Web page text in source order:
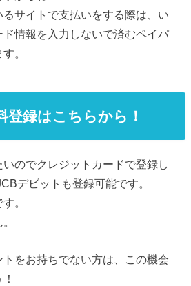
サイトで支払いをする際は、い
情報を入力しないで済むペイパ
。
登録はこちらから！
のでクレジットカードで登録し
デビットも登録可能です。
。
をお持ちでない方は、この機会